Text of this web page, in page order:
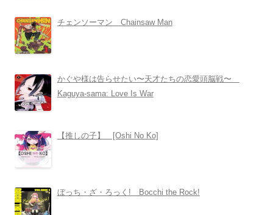
チェンソーマン Chainsaw Man
かぐや様は告らせたい〜天才たちの恋愛頭脳戦〜
Kaguya-sama: Love Is War
【推しの子】 [Oshi No Ko]
ぼっち・ざ・ろっく! Bocchi the Rock!